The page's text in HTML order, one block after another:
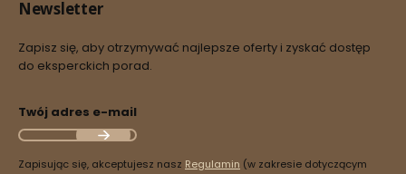
Newsletter
Zapisz się, aby otrzymywać najlepsze oferty i zyskać dostęp
do eksperckich porad.
Twój adres e-mail
Zapisując się, akceptujesz nasz Regulamin (w zakresie dotyczącym